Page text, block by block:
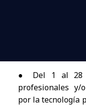
● Del 1 al 28
profesionales y/
por la tecnología